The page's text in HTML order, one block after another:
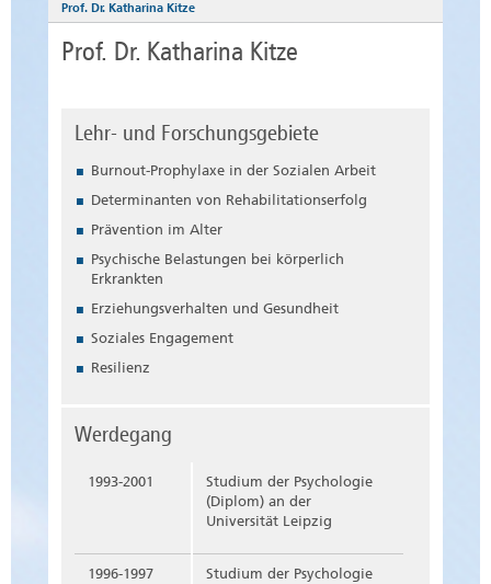
International
Prof. Dr. Katharina Kitze
Prof. Dr. Katharina Kitze
Lehr- und Forschungsgebiete
Burnout-Prophylaxe in der Sozialen Arbeit
Determinanten von Rehabilitationserfolg
Prävention im Alter
Psychische Belastungen bei körperlich
Erkrankten
Erziehungsverhalten und Gesundheit
Soziales Engagement
Resilienz
Werdegang
1993-2001
Studium der Psychologie
(Diplom) an der
Universität Leipzig
1996-1997
Studium der Psychologie